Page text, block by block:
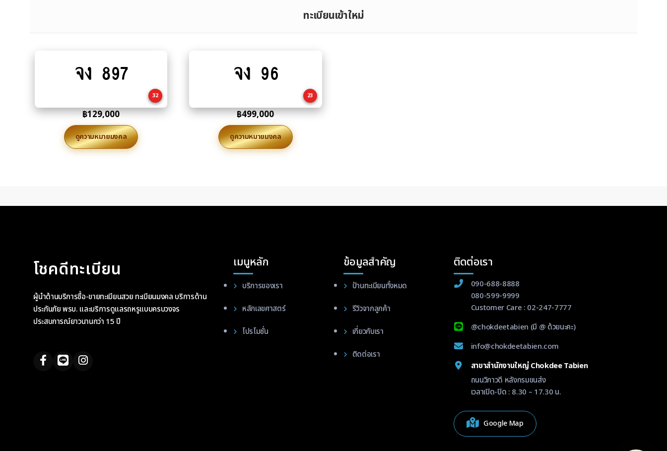
ทะเบียนเข้าใหม่
to
จง 897
32
฿129,000
ดูความหมายมงคล
to
จง 96
23
฿499,000
ดูความหมายมงคล
โชคดีทะเบียน
ผู้นำด้านบริการซื้อ-ขายทะเบียนสวย ทะเบียนมงคล บริการด้าน
ประกันภัย พรบ. และบริการดูแลรถหรูแบบครบวงจร
ประสบการณ์ยาวนานกว่า 15 ปี
เมนูหลัก
บริการของเรา
หลักเลขศาสตร์
โปรโมชั่น
ข้อมูลสำคัญ
ป้านทะเบียนทั้งหมด
รีวิวจากลูกค้า
เกี่ยวกับเรา
ติดต่อเรา
ติดต่อเรา
090-688-8888
080-599-9999
Customer Care : 02-247-7777
@chokdeetabien (มี @ ด้วยนะคะ)
info@chokdeetabien.com
สาขาสำนักงานใหญ่ Chokdee Tabien
ถนนวิภาวดี หลังกรมขนส่ง
เวลาเปิด-ปิด : 8.30 – 17.30 น.
Google Map